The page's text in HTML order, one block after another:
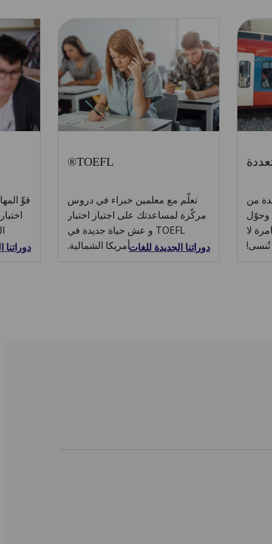
من
وحوّل
لا
تُنسى!
TOEFL®
تعلّم مع معلمين خبراء في دروس
مركّزة لمساعدتك على اجتياز اختبار
TOEFL و عش حياة جديدة في
أمريكا الشمالية.دوراتنا الجديدة للغات
قوِّ